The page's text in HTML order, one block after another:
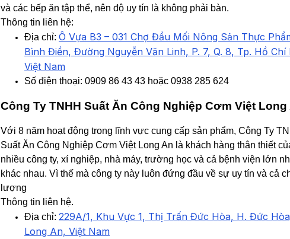
và các bếp ăn tập thể, nên độ uy tín là không phải bàn.
Thông tin liên hệ:
Địa chỉ: Ô Vựa B3 – 031 Chợ Đầu Mối Nông Sản Thực
Bình Điền, Đường Nguyễn Văn Linh, P. 7, Q. 8, Tp. Hồ Chí
Việt Nam
Số điện thoại: 0909 86 43 43 hoặc 0938 285 624
Công Ty TNHH Suất Ăn Công Nghiệp Cơm Việt Long
Với 8 năm hoạt động trong lĩnh vực cung cấp sản phẩm, Công Ty
Suất Ăn Công Nghiệp Cơm Việt Long An là khách hàng thân thiết
nhiều công ty, xí nghiệp, nhà máy, trường học và cả bệnh viện lớn
khác nhau. Vì thế mà công ty này luôn đứng đầu về sự uy tín và cả
lượng
Thông tin liên hệ.
Địa chỉ: 229A/1, Khu Vực 1, Thị Trấn Đức Hòa, H. Đức
Long An, Việt Nam